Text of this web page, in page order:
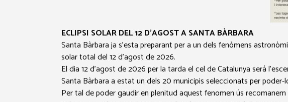
ECLIPSI SOLAR DEL 12 D’AGOST A SANTA BÀRBARA
Santa Bàrbara ja s’esta preparant per a un dels fenòmens
solar total del 12 d’agost de 2026.
El dia 12 d’agost de 2026 per la tarda el cel de Catalunya será
Santa Bàrbara a estat un dels 20 municipis seleccionats per
Per tal de poder gaudir en plenitud aquest fenomen ús